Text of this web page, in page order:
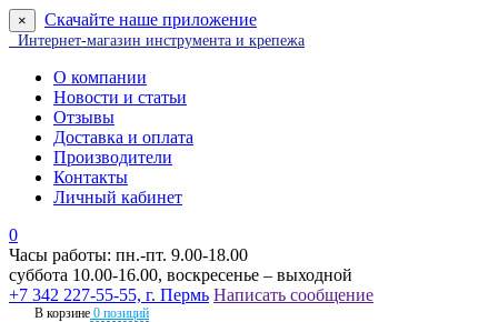
× Скачайте наше приложение
Интернет-магазин инструмента и крепежа
О компании
Новости и статьи
Отзывы
Доставка и оплата
Производители
Контакты
Личный кабинет
0
Часы работы: пн.-пт. 9.00-18.00
суббота 10.00-16.00, воскресенье – выходной
+7 342 227-55-55, г. Пермь Написать сообщение
В корзине 0 позиций